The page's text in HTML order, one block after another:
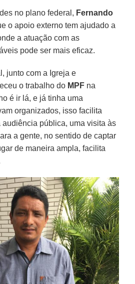
no plano federal, Fernando
o apoio externo tem ajudado a
a atuação com as
pode ser mais eficaz.
junto com a Igreja e
o trabalho do MPF na
é ir lá, e já tinha uma
organizados, isso facilita
audiência pública, uma visita às
a gente, no sentido de captar
de maneira ampla, facilita